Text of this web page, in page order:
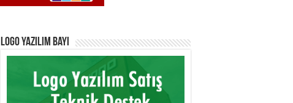
Logo Yazılım Bayi